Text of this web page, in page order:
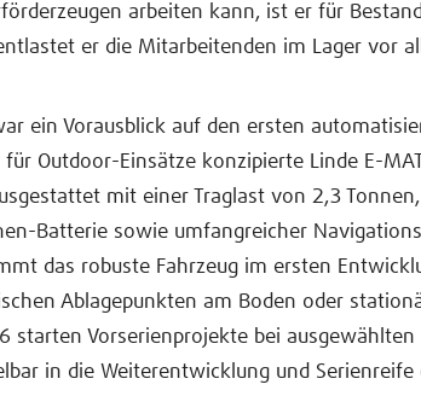
arbeiten kann, ist er für
er die Mitarbeitenden im Lager vor
ein Vorausblick auf den ersten
Outdoor-Einsätze konzipierte Linde E-
mit einer Traglast von 2,3 Tonnen,
Batterie sowie umfangreicher
das robuste Fahrzeug im ersten
Ablagepunkten am Boden oder
starten Vorserienprojekte bei ausgewählten
in die Weiterentwicklung und Serienreife